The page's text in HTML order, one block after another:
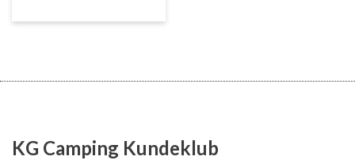
KG Camping Kundeklub